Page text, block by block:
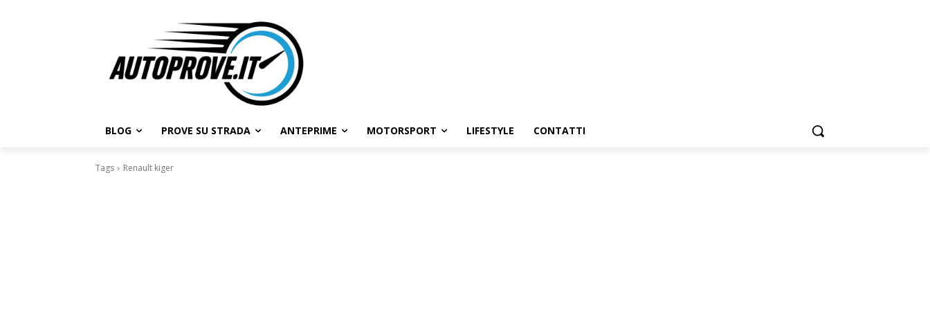
BLOG PROVE SU STRADA ANTEPRIME MOTORSPORT LIFESTYLE CONTATTI
Tags Renault kiger